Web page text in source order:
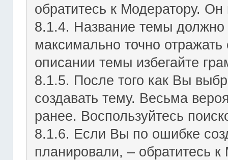
обратитесь к Модератору.
8.1.4. Название темы
максимально точно
описании темы избегайте
8.1.5. После того как Вы
создавать тему. Весьма
ранее. Воспользуйтесь
8.1.6. Если Вы по ошибке
планировали, – обратитесь